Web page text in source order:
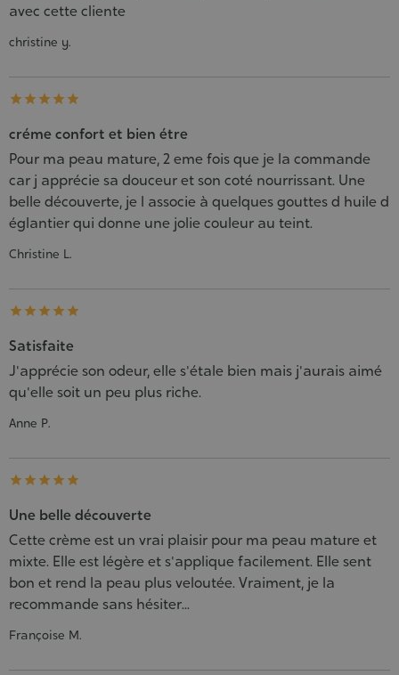
avec cette cliente
christine y.
    
créme confort et bien étre
Pour ma peau mature, 2 eme fois que je la commande
car j apprécie sa douceur et son coté nourrissant. Une
belle découverte, je l associe à quelques gouttes d huile d
églantier qui donne une jolie couleur au teint.
Christine L.
    
Satisfaite
J'apprécie son odeur, elle s'étale bien mais j'aurais aimé
qu'elle soit un peu plus riche.
Anne P.
    
Une belle découverte
Cette crème est un vrai plaisir pour ma peau mature et
mixte. Elle est légère et s'applique facilement. Elle sent
bon et rend la peau plus veloutée. Vraiment, je la
recommande sans hésiter...
Françoise M.